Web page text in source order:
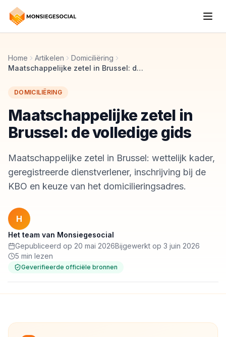
Home Artikelen
Domiciliëring
Maatschappelijke zetel in Brussel: de volledige gids
DOMICILIËRING
Maatschappelijke zetel in
Brussel: de volledige gids
Maatschappelijke zetel in Brussel: wettelijk kader,
geregistreerde dienstverlener, inschrijving bij de
KBO en keuze van het domicilieringsadres.
H
Het team van Monsiegesocial
Gepubliceerd op 20 mai 2026Bijgewerkt op 3 juin 2026
5 min lezen
Geverifieerde officiële bronnen